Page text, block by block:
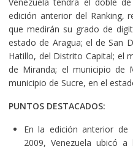
edición anterior del Ranking,
que medirán su grado de
estado de Aragua; el de San
Hatillo, del Distrito Capital; el
de Miranda; el municipio de
municipio de Sucre, en el
PUNTOS DESTACADOS:
En la edición anterior de
2009, Venezuela ubicó